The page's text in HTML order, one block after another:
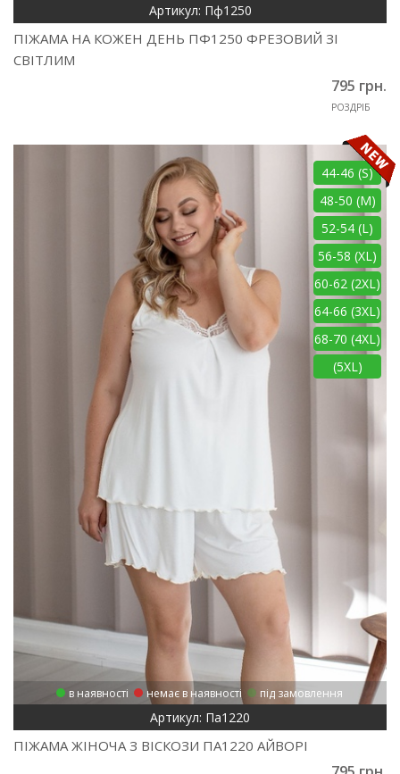
Артикул: Пф1250
ПІЖАМА НА КОЖЕН ДЕНЬ ПФ1250 ФРЕЗОВИЙ ЗІ
СВІТЛИМ
795 грн.
РОЗДРІБ
44-46 (S)
48-50 (M)
52-54 (L)
56-58 (XL)
60-62 (2XL)
64-66 (3XL)
68-70 (4XL)
(5XL)
в наявності немає в наявності під замовлення
Артикул: Па1220
ПІЖАМА ЖІНОЧА З ВІСКОЗИ ПА1220 АЙВОРІ